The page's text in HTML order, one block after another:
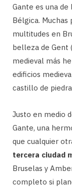
Gante es una de
Bélgica.
multitudes en
belleza de Gent
medieval más
edificios
castillo de
Justo en medio
Gante, una
que cualquier
tercera ciudad
Bruselas y
completo si